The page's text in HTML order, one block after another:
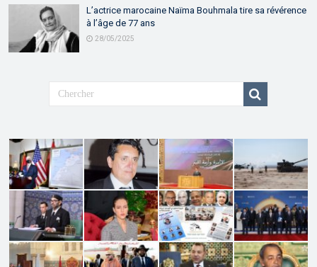
L’actrice marocaine Naïma Bouhmala tire sa révérence
à l’âge de 77 ans
28/05/2025